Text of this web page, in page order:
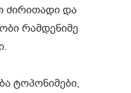
ძირითადი და
რამდენიმე
ტოპონიმები,